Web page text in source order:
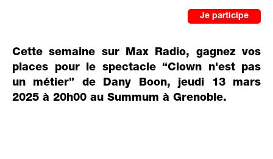
Je participe
Cette semaine sur Max Radio, gagnez vos
places pour le spectacle “Clown n'est pas
un métier” de Dany Boon, jeudi 13 mars
2025 à 20h00 au Summum à Grenoble.